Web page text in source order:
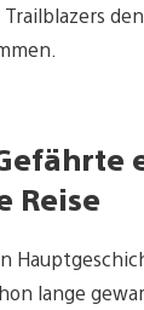
Reise
lange